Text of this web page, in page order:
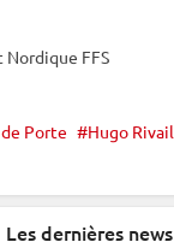
FFS
Porte Hugo Rivail
Les dernières news